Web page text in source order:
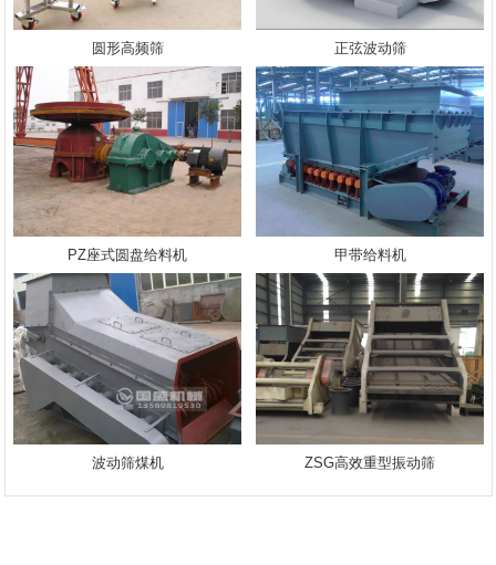
圆形高频筛 正弦波动筛
PZ座式圆盘给料机 甲带给料机
波动筛煤机 ZSG高效重型振动筛